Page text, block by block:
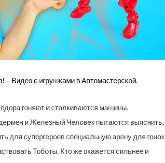
– Видео с игрушками в Автомастерской.
гоняют и сталкиваются машины.
и Железный Человек пытаются выяснить,
для супергероев специальную арену для гонок
Тоботы. Кто же окажется сильнее и